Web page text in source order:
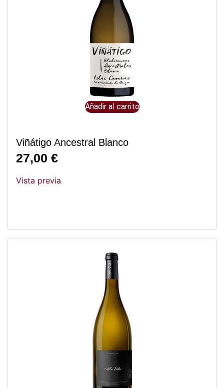
Añadir al carrito
Viñátigo Ancestral Blanco
27,00 €
Vista previa